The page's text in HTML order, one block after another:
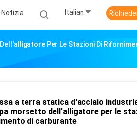
Notizia Italian
Per Le Stazioni Di
a terra statica d'acciaio
morsetto dell'alligatore per le
di carburante